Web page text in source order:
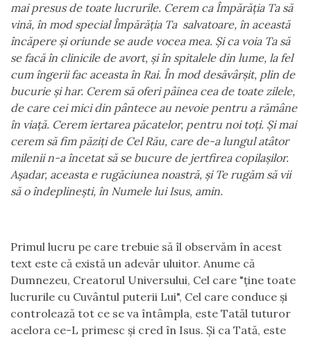
mai presus de toate lucrurile. Cerem ca Împărăția Ta să
vină, în mod special Împărăția Ta salvatoare, în această
încăpere și oriunde se aude vocea mea. Și ca voia Ta să
se facă în clinicile de avort, și în spitalele din lume, la fel
cum îngerii fac aceasta în Rai. În mod desăvârșit, plin de
bucurie și har. Cerem să oferi pâinea cea de toate zilele,
de care cei mici din pântece au nevoie pentru a rămâne
în viață. Cerem iertarea păcatelor, pentru noi toți. Și mai
cerem să fim păziți de Cel Rău, care de-a lungul atâtor
milenii n-a încetat să se bucure de jertfirea copilașilor.
Așadar, aceasta e rugăciunea noastră, și Te rugăm să vii
să o îndeplinești, în Numele lui Isus, amin.
Primul lucru pe care trebuie să îl observăm în acest
text este că există un adevăr uluitor. Anume că
Dumnezeu, Creatorul Universului, Cel care "ține toate
lucrurile cu Cuvântul puterii Lui", Cel care conduce și
controlează tot ce se va întâmpla, este Tatăl tuturor
acelora ce-L primesc și cred în Isus. Și ca Tată, este